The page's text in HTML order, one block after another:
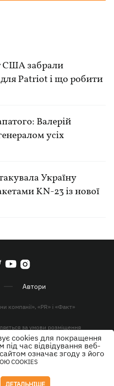
США забрали
Patriot і що робити
Валерій
усіх
Україну
KN-23 із нової
Автори
компанії», «PR» і «Факт»
за умови розміщення
в першому абзаці.
захищені.
cookies для покращення
під час відвідування веб-
означає згоду з його
COOKIES
ДЕТАЛЬНІШЕ